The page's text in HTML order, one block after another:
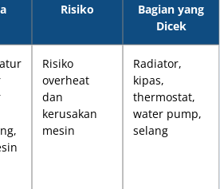
Risiko
Bagian yang
Dicek
Risiko
overheat
dan
kerusakan
mesin
Radiator,
kipas,
thermostat,
water pump,
selang